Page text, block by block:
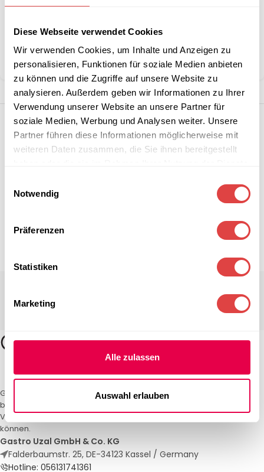
Diese Webseite verwendet Cookies
Wir verwenden Cookies, um Inhalte und Anzeigen zu
personalisieren, Funktionen für soziale Medien anbieten
zu können und die Zugriffe auf unsere Website zu
analysieren. Außerdem geben wir Informationen zu Ihrer
Verwendung unserer Website an unsere Partner für
soziale Medien, Werbung und Analysen weiter. Unsere
Partner führen diese Informationen möglicherweise mit
weiteren Daten zusammen, die Sie ihnen bereitgestellt
Notwendig
Präferenzen
Statistiken
Marketing
Alle zulassen
Auswahl erlauben
Kategorien: Schulmöbel, Schulstühle
Teilen:
Gastro Uzal – Ihr Spezialist für Gastronomiemöbel und -textilien. Wir
bieten maßgeschneiderte Lösungen für Restaurants, Hotels und
Veranstaltungen. Qualität und Service, auf die Sie sich verlassen
können.
Gastro Uzal GmbH & Co. KG
Falderbaumstr. 25, DE-34123 Kassel / Germany
Hotline: 056131741361